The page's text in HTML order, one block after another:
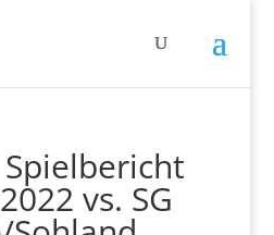
Spielbericht
vs. SG